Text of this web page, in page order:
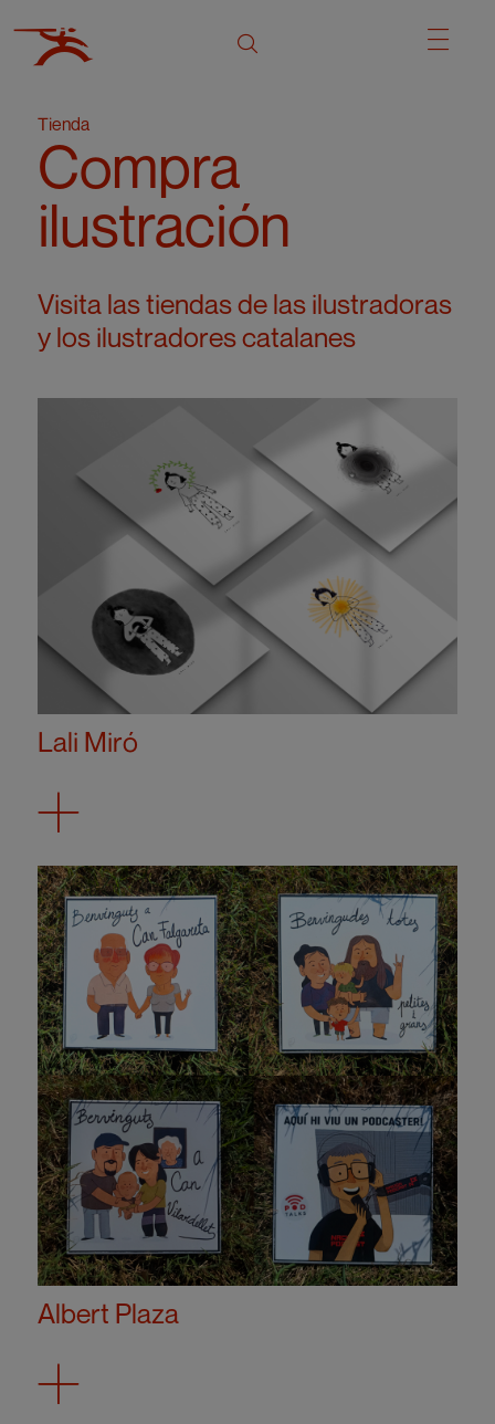
Tienda
Compra
ilustración
Visita las tiendas de las ilustradoras
y los ilustradores catalanes
Lali Miró
Albert Plaza